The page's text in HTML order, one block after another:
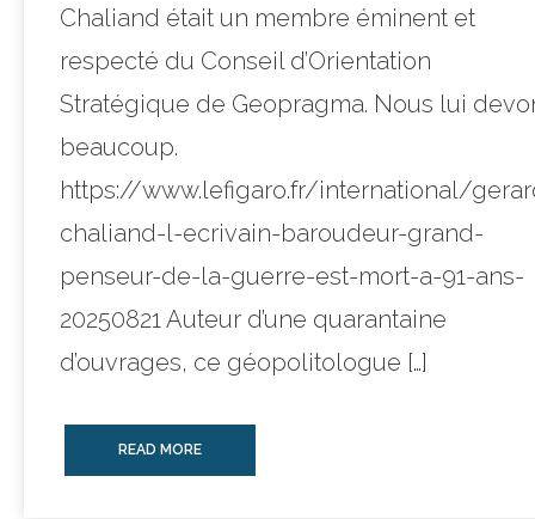
Chaliand était un membre éminent et
respecté du Conseil d’Orientation
Stratégique de Geopragma. Nous lui
beaucoup.
https://www.lefigaro.fr/international/
chaliand-l-ecrivain-baroudeur-grand-
penseur-de-la-guerre-est-mort-a-91-ans-
20250821 Auteur d’une quarantaine
d’ouvrages, ce géopolitologue […]
READ MORE